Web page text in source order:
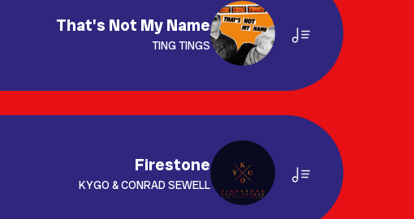
That's Not My Name
TING TINGS
Firestone
KYGO & CONRAD SEWELL